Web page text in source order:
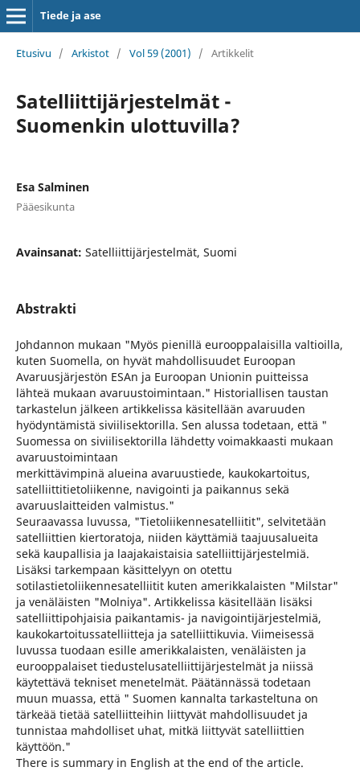
Tiede ja ase
Etusivu / Arkistot / Vol 59 (2001) / Artikkelit
Satelliittijärjestelmät -
Suomenkin ulottuvilla?
Esa Salminen
Pääesikunta
Avainsanat: Satelliittijärjestelmät, Suomi
Abstrakti
Johdannon mukaan "Myös pienillä eurooppalaisilla valtioilla,
kuten Suomella, on hyvät mahdollisuudet Euroopan
Avaruusjärjestön ESAn ja Euroopan Unionin puitteissa
lähteä mukaan avaruustoimintaan." Historiallisen taustan
tarkastelun jälkeen artikkelissa käsitellään avaruuden
hyödyntämistä siviilisektorilla. Sen alussa todetaan, että "
Suomessa on siviilisektorilla lähdetty voimakkaasti mukaan
avaruustoimintaan
merkittävimpinä alueina avaruustiede, kaukokartoitus,
satelliittitietoliikenne, navigointi ja paikannus sekä
avaruuslaitteiden valmistus."
Seuraavassa luvussa, "Tietoliikennesatelliitit", selvitetään
satelliittien kiertoratoja, niiden käyttämiä taajuusalueita
sekä kaupallisia ja laajakaistaisia satelliittijärjestelmiä.
Lisäksi tarkempaan käsittelyyn on otettu
sotilastietoliikennesatelliitit kuten amerikkalaisten "Milstar"
ja venäläisten "Molniya". Artikkelissa käsitellään lisäksi
satelliittipohjaisia paikantamis- ja navigointijärjestelmiä,
kaukokartoitussatelliitteja ja satelliittikuvia. Viimeisessä
luvussa tuodaan esille amerikkalaisten, venäläisten ja
eurooppalaiset tiedustelusatelliittijärjestelmät ja niissä
käytettävä tekniset menetelmät. Päätännässä todetaan
muun muassa, että " Suomen kannalta tarkasteltuna on
tärkeää tietää satelliitteihin liittyvät mahdollisuudet ja
tunnistaa mahdolliset uhat, mitkä liittyvät satelliittien
käyttöön."
There is summary in English at the end of the article.